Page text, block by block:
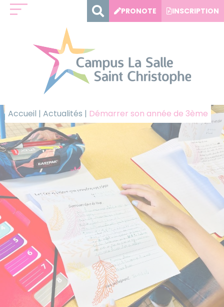
PRONOTE INSCRIPTION
Accueil | Actualités | Démarrer son année de 3ème
Panneau de gestion des cookies